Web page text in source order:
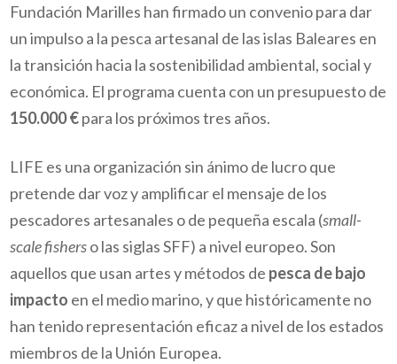
Fundación Marilles han firmado un convenio para dar
un impulso a la pesca artesanal de las islas Baleares en
la transición hacia la sostenibilidad ambiental, social y
económica. El programa cuenta con un presupuesto de
150.000 €para los próximos tres años.
LIFE es una organización sin ánimo de lucro que
pretende dar voz y amplificar el mensaje de los
pescadores artesanales o de pequeña escala (small-
scale fisherso las siglas SFF) a nivel europeo. Son
aquellos que usan artes y métodos de pesca de bajo
impacto en el medio marino, y que históricamente no
han tenido representación eficaz a nivel de los estados
miembros de la Unión Europea.